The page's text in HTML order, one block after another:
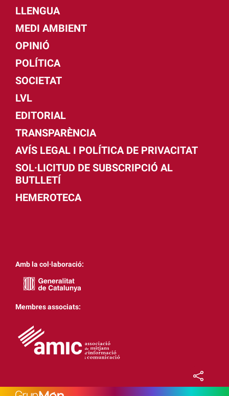
LLENGUA
MEDI AMBIENT
OPINIÓ
POLÍTICA
SOCIETAT
LVL
EDITORIAL
TRANSPARÈNCIA
AVÍS LEGAL I POLÍTICA DE PRIVACITAT
SOL·LICITUD DE SUBSCRIPCIÓ AL
BUTLLETÍ
HEMEROTECA
Amb la col·laboració:
Membres associats: